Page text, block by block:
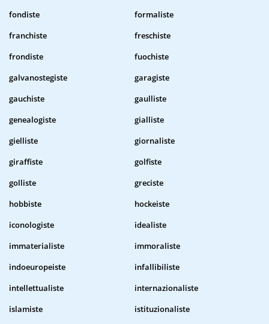
fondiste
formaliste
franchiste
freschiste
frondiste
fuochiste
galvanostegiste
garagiste
gauchiste
gaulliste
genealogiste
gialliste
gielliste
giornaliste
giraffiste
golfiste
golliste
greciste
hobbiste
hockeiste
iconologiste
idealiste
immaterialiste
immoraliste
indoeuropeiste
infallibiliste
intellettualiste
internazionaliste
islamiste
istituzionaliste